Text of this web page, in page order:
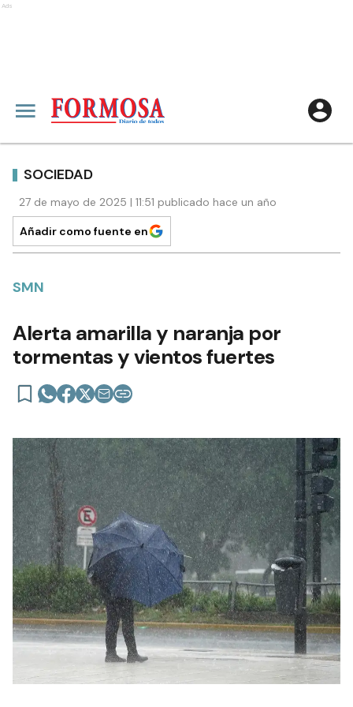
Ads
SOCIEDAD
27 de mayo de 2025 | 11:51 publicado hace un año
Añadir como fuente en
SMN
Alerta amarilla y naranja por
tormentas y vientos fuertes